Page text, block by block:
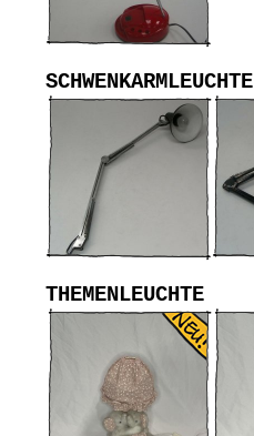
SCHWENKARMLEUCHTE
THEMENLEUCHTE